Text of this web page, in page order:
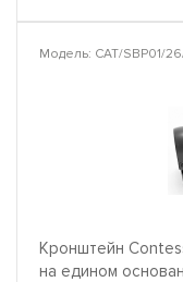
Модель: CAT/SBP01/
Кронштейн
на едином